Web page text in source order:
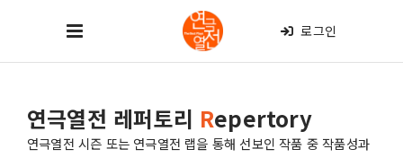
로그인
연극열전 레퍼토리 Repertory
연극열전 시즌 또는 연극열전 랩을 통해 선보인 작품 중 작품성과